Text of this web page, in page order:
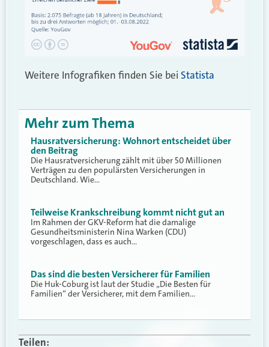
Weitere Infografiken finden Sie bei Statista
Mehr zum Thema
Hausratversicherung: Wohnort entscheidet über
den Beitrag
Die Hausratversicherung zählt mit über 50 Millionen
Verträgen zu den populärsten Versicherungen in
Deutschland. Wie…
Teilweise Krankschreibung kommt nicht gut an
Im Rahmen der GKV-Reform hat die damalige
Gesundheitsministerin Nina Warken (CDU)
vorgeschlagen, dass es auch…
Das sind die besten Versicherer für Familien
Die Huk-Coburg ist laut der Studie „Die Besten für
Familien“ der Versicherer, mit dem Familien…
Teilen: